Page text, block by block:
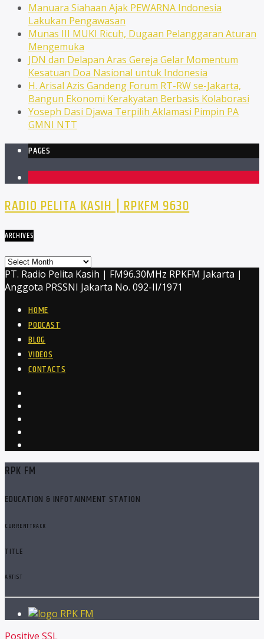
Manuara Siahaan Ajak PEWARNA Indonesia
Lakukan Pengawasan
Munas III MUKI Ricuh, Dugaan Pelanggaran Aturan
Mengemuka
JDN dan Delapan Aras Gereja Gelar Momentum
Kesatuan Doa Nasional untuk Indonesia
H. Arisal Azis Gandeng Forum RT-RW se-Jakarta,
Bangun Ekonomi Kerakyatan Berbasis Kolaborasi
Yoseph Dasi Djawa Terpilih Aklamasi Pimpin PA
GMNI NTT
PAGES
RADIO PELITA KASIH | RPKFM 9630
ARCHIVES
Archives
PT. Radio Pelita Kasih | FM96.30MHz RPKFM Jakarta |
Anggota PRSSNI Jakarta No. 092-II/1971
HOME
PODCAST
BLOG
VIDEOS
CONTACTS
RPK FM
EDUCATION & INFOTAINMENT STATION
CURRENT TRACK
TITLE
ARTIST
RPK FM
Positive SSL